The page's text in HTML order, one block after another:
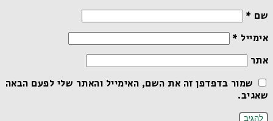
שם*
אימייל*
אתר
שמור בדפדפן זה את השם, האימייל והאתר שלי לפעם הבאה
שאגיב.